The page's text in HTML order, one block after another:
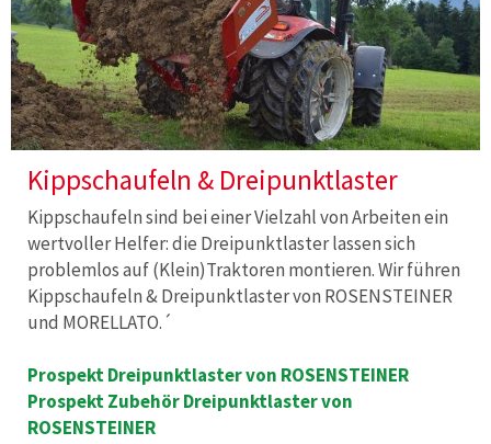
Kippschaufeln & Dreipunktlaster
Kippschaufeln sind bei einer Vielzahl von Arbeiten ein
wertvoller Helfer: die Dreipunktlaster lassen sich
problemlos auf (Klein)Traktoren montieren. Wir führen
Kippschaufeln & Dreipunktlaster von ROSENSTEINER
und MORELLATO.´
Prospekt Dreipunktlaster von ROSENSTEINER
Prospekt Zubehör Dreipunktlaster von
ROSENSTEINER